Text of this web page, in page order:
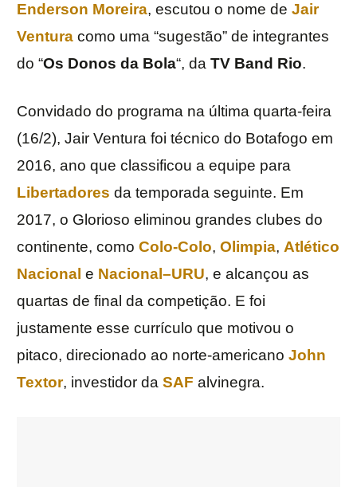
Enderson Moreira, escutou o nome de Jair
Ventura como uma “sugestão” de integrantes
do “Os Donos da Bola“, da TV Band Rio.
Convidado do programa na última quarta-feira
(16/2), Jair Ventura foi técnico do Botafogo em
2016, ano que classificou a equipe para
Libertadores da temporada seguinte. Em
2017, o Glorioso eliminou grandes clubes do
continente, como Colo-Colo, Olimpia, Atlético
Nacional e Nacional –URU, e alcançou as
quartas de final da competição. E foi
justamente esse currículo que motivou o
pitaco, direcionado ao norte-americano John
Textor, investidor da SAF alvinegra.